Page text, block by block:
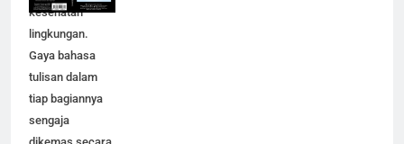
kesehatan
lingkungan.
Gaya bahasa
tulisan dalam
tiap bagiannya
sengaja